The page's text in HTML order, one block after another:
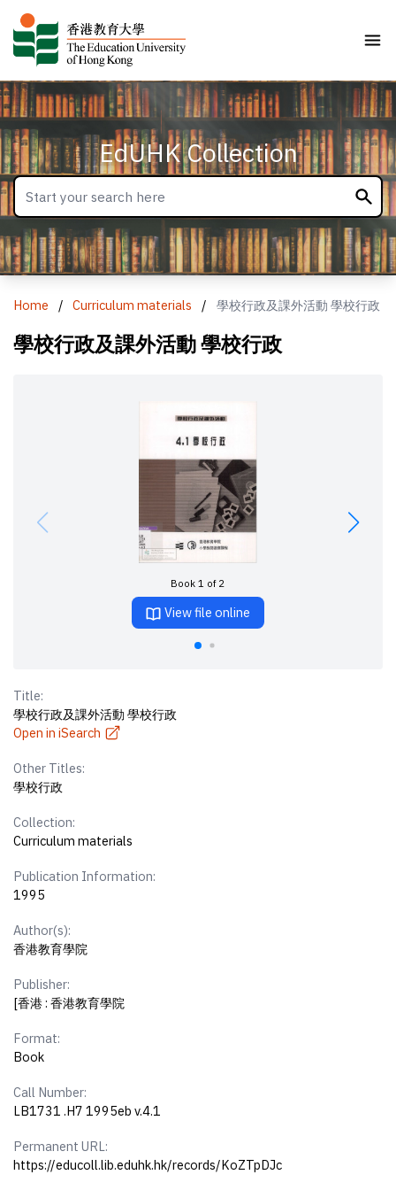
EdUHK Collection
Home / Curriculum materials / 學校行政及課外活動 學校行政
學校行政及課外活動 學校行政
Book 1 of 2
View file online
Title:
學校行政及課外活動 學校行政
Open in iSearch
Other Titles:
學校行政
Collection:
Curriculum materials
Publication Information:
1995
Author(s):
香港教育學院
Publisher:
[香港 : 香港教育學院
Format:
Book
Call Number:
LB1731 .H7 1995eb v.4.1
Permanent URL:
https://educoll.lib.eduhk.hk/records/KoZTpDJc